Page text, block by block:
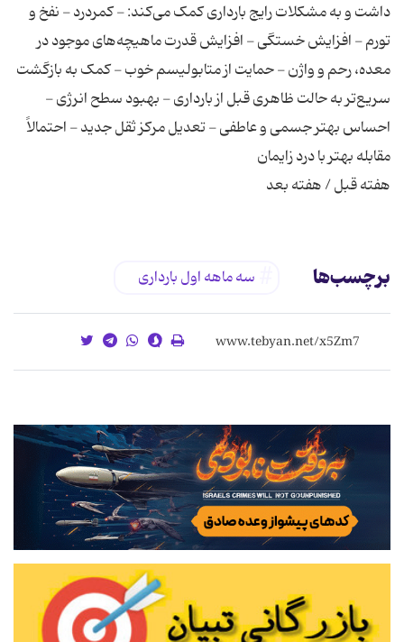
داشت و به مشکلات رایج بارداری کمک می‌کند: - کمردرد - نفخ و
تورم - افزایش خستگی - افزایش قدرت ماهیچه‌های موجود در
معده، رحم و واژن - حمایت از متابولیسم خوب - کمک به بازگشت
سریع‌تر به حالت ظاهری قبل از بارداری - بهبود سطح انرژی -
احساس بهتر جسمی و عاطفی - تعدیل مرکز ثقل جدید - احتمالاً
هفته قبل / هفته بعد
برچسب‌ها سه‌ ماهه اول بارداری